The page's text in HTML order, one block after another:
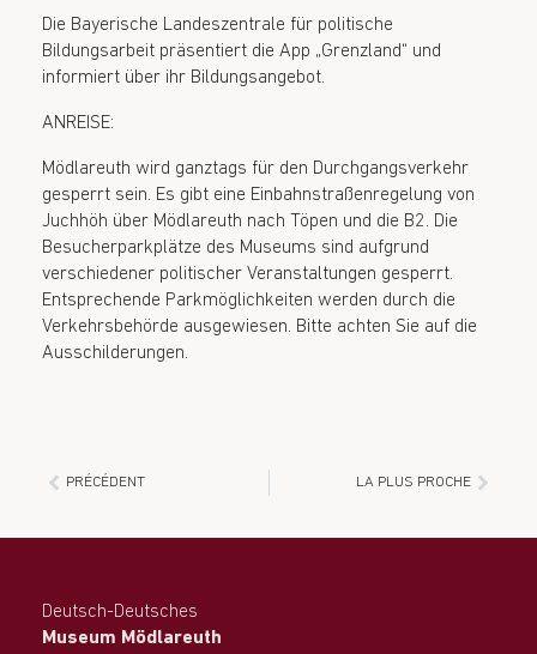
Die Bayerische Landeszentrale für politische
Bildungsarbeit präsentiert die App „Grenzland“ und
informiert über ihr Bildungsangebot.
ANREISE:
Mödlareuth wird ganztags für den Durchgangsverkehr
gesperrt sein. Es gibt eine Einbahnstraßenregelung von
Juchhöh über Mödlareuth nach Töpen und die B2. Die
Besucherparkplätze des Museums sind aufgrund
verschiedener politischer Veranstaltungen gesperrt.
Entsprechende Parkmöglichkeiten werden durch die
Verkehrsbehörde ausgewiesen. Bitte achten Sie auf die
Ausschilderungen.
PRÉCÉDENT LA PLUS PROCHE
Deutsch-Deutsches
Museum Mödlareuth